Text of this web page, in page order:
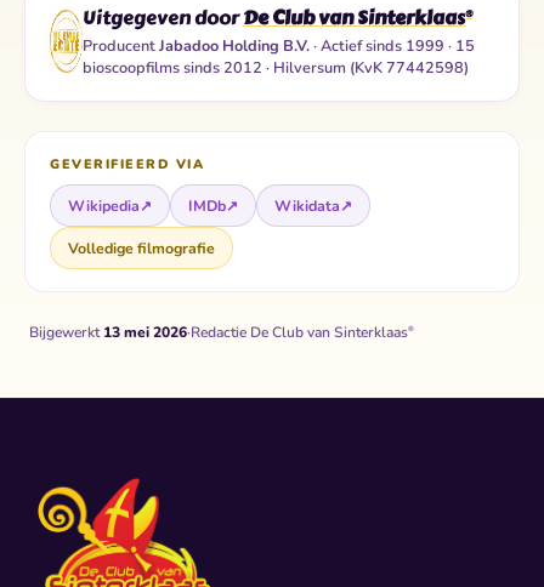
Uitgegeven doorDe Club van Sinterklaas®
ProducentJabadoo Holding B.V.· Actief sinds 1999 · 15
bioscoopfilms sinds 2012 · Hilversum (KvK 77442598)
GEVERIFIEERD VIA
Wikipedia↗ IMDb↗ Wikidata↗
Volledige filmografie
Bijgewerkt13 mei 2026·Redactie De Club van Sinterklaas®